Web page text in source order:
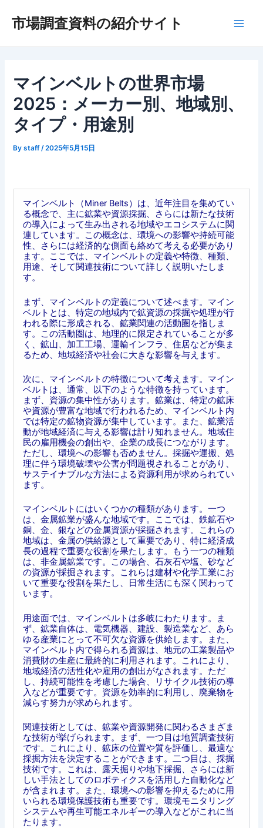
市場調査資料の紹介サイト
マインベルトの世界市場
2025：メーカー別、地域別、
タイプ・用途別
Bystaff /2025年5月15日
マインベルト（Miner Belts）は、近年注目を集めてい
る概念で、主に鉱業や資源採掘、さらには新たな技術
の導入によって生み出される地域やエコシステムに関
連しています。この概念は、環境への影響や持続可能
性、さらには経済的な側面も絡めて考える必要があり
ます。ここでは、マインベルトの定義や特徴、種類、
用途、そして関連技術について詳しく説明いたしま
す。
まず、マインベルトの定義について述べます。マイン
ベルトとは、特定の地域内で鉱資源の採掘や処理が行
われる際に形成される、鉱業関連の活動圏を指しま
す。この活動圏は、地理的に限定されていることが多
く、鉱山、加工工場、運輸インフラ、住居などが集ま
るため、地域経済や社会に大きな影響を与えます。
次に、マインベルトの特徴について考えます。マイン
ベルトは、通常、以下のような特徴を持っています。
まず、資源の集中性があります。鉱業は、特定の鉱床
や資源が豊富な地域で行われるため、マインベルト内
では特定の鉱物資源が集中しています。また、鉱業活
動が地域経済に与える影響は計り知れません。地域住
民の雇用機会の創出や、企業の成長につながります。
ただし、環境への影響も否めません。採掘や運搬、処
理に伴う環境破壊や公害が問題視されることがあり、
サステイナブルな方法による資源利用が求められてい
ます。
マインベルトにはいくつかの種類があります。一つ
は、金属鉱業が盛んな地域です。ここでは、鉄鉱石や
銅、金、銀などの金属資源が採掘されます。これらの
地域は、金属の供給源として重要であり、特に経済成
長の過程で重要な役割を果たします。もう一つの種類
は、非金属鉱業です。この場合、石灰石や塩、砂など
の資源が採掘されます。これらは建材や化学工業にお
いて重要な役割を果たし、日常生活にも深く関わって
います。
用途面では、マインベルトは多岐にわたります。ま
ず、鉱業自体は、電気機器、建設、製造業など、あら
ゆる産業にとって不可欠な資源を供給します。また、
マインベルト内で得られる資源は、地元の工業製品や
消費財の生産に最終的に利用されます。これにより、
地域経済の活性化や雇用の創出がなされます。ただ
し、持続可能性を考慮した場合、リサイクル技術の導
入などが重要です。資源を効率的に利用し、廃棄物を
減らす努力が求められます。
関連技術としては、鉱業や資源開発に関わるさまざま
な技術が挙げられます。まず、一つ目は地質調査技術
です。これにより、鉱床の位置や質を評価し、最適な
採掘方法を決定することができます。二つ目は、採掘
技術です。これは、露天掘りや地下採掘、さらには新
しい手法としてのロボティクスを活用した自動化など
が含まれます。また、環境への影響を抑えるために用
いられる環境保護技術も重要です。環境モニタリング
システムや再生可能エネルギーの導入などがこれに当
たります。